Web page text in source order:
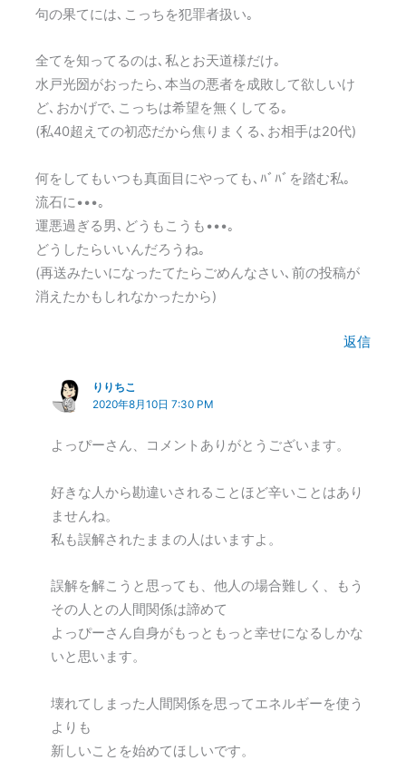
句の果てには､こっちを犯罪者扱い｡
全てを知ってるのは､私とお天道様だけ｡
水戸光圀がおったら､本当の悪者を成敗して欲しいけ
ど､おかげで､こっちは希望を無くしてる｡
(私40超えての初恋だから焦りまくる､お相手は20代)
何をしてもいつも真面目にやっても､ﾊﾞﾊﾞを踏む私｡
流石に•••｡
運悪過ぎる男､どうもこうも•••｡
どうしたらいいんだろうね｡
(再送みたいになったてたらごめんなさい､前の投稿が
消えたかもしれなかったから)
返信
りりちこ
2020年8月10日 7:30 PM
よっぴーさん、コメントありがとうございます。
好きな人から勘違いされることほど辛いことはあり
ませんね。
私も誤解されたままの人はいますよ。
誤解を解こうと思っても、他人の場合難しく、もう
その人との人間関係は諦めて
よっぴーさん自身がもっともっと幸せになるしかな
いと思います。
壊れてしまった人間関係を思ってエネルギーを使う
よりも
新しいことを始めてほしいです。